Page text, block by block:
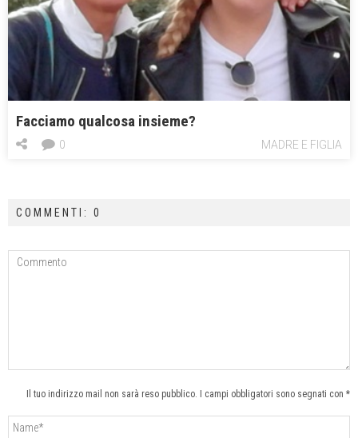
Facciamo qualcosa insieme?
MADRE E FIGLIA
0
COMMENTI: 0
Il tuo indirizzo mail non sarà reso pubblico. I campi obbligatori sono segnati con *